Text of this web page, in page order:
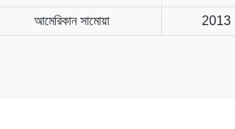
আমেরিকান সামোয়া 2013